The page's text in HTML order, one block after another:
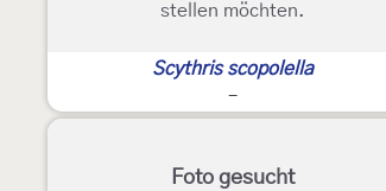
stellen möchten.
Scythris scopolella
-
Foto gesucht